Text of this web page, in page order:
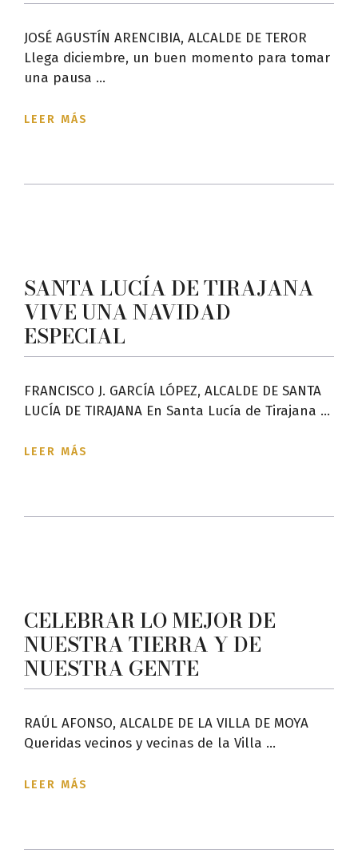
JOSÉ AGUSTÍN ARENCIBIA, ALCALDE DE TEROR
Llega diciembre, un buen momento para tomar
una pausa ...
LEER MÁS
SANTA LUCÍA DE TIRAJANA
VIVE UNA NAVIDAD
ESPECIAL
FRANCISCO J. GARCÍA LÓPEZ, ALCALDE DE SANTA
LUCÍA DE TIRAJANA En Santa Lucía de Tirajana ...
LEER MÁS
CELEBRAR LO MEJOR DE
NUESTRA TIERRA Y DE
NUESTRA GENTE
RAÚL AFONSO, ALCALDE DE LA VILLA DE MOYA
Queridas vecinos y vecinas de la Villa ...
LEER MÁS